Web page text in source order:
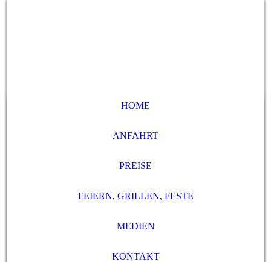
HOME
ANFAHRT
PREISE
FEIERN, GRILLEN, FESTE
MEDIEN
KONTAKT